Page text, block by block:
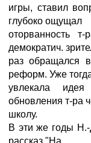
игры, ставил
глубоко ощущал
оторванность
демократич.
раз обращался
реформ. Уже
увлекала идея
обновления т-ра
школу.
В эти же годы Н.-
рассказ "На